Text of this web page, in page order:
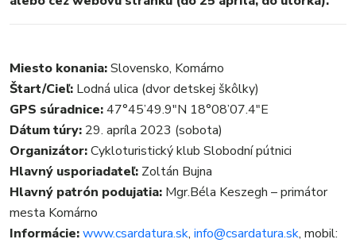
KULTÚRA
FOTKY
VIDEO
MIX
Miesto konania:Slovensko, Komárno
Štart/Cieľ: Lodná ulica (dvor detskej škôlky)
GPS súradnice:47°45’49.9″N 18°08’07.4″E
Dátum túry: 29. apríla 2023 (sobota)
Organizátor:Cykloturistický klub Slobodní pútnici
Hlavný usporiadateľ: Zoltán Bujna
Hlavný patrón podujatia: Mgr.Béla Keszegh – primátor
mesta Komárno
Informácie:www.csardatura.sk, info@csardatura.sk, mobil: